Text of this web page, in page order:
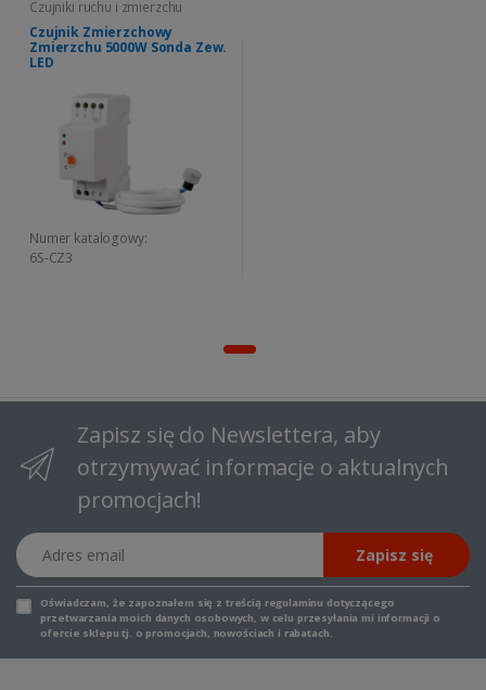
Czujniki ruchu i zmierzchu
Czujnik Zmierzchowy
Zmierzchu 5000W Sonda Zew.
LED
Numer katalogowy:
6S-CZ3
Zapisz się do Newslettera, aby
otrzymywać informacje o aktualnych
promocjach!
Adres email
Zapisz się
Oświadczam, że zapoznałem się z treścią regulaminu dotyczącego
przetwarzania moich danych osobowych, w celu przesyłania mi informacji o
ofercie sklepu tj. o promocjach, nowościach i rabatach.